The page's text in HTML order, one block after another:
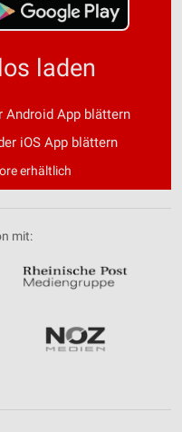
laden
Android App blättern
iOS App blättern
erhältlich
mit: